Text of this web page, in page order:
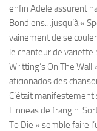
enfin Adele assurent
Bondiens…jusqu’à «
vainement de se
le chanteur de variette
Writting’s On The
aficionados des
C’était manifestement
Finneas de frangin.
To Die » semble faire